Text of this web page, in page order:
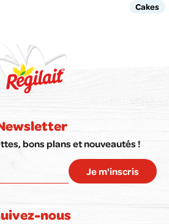
Cakes
bons plans et nouveautés !
Je m'inscris
nous